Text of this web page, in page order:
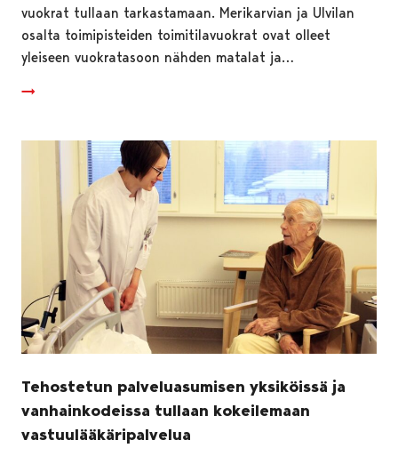
vuokrat tullaan tarkastamaan. Merikarvian ja Ulvilan
osalta toimipisteiden toimitilavuokrat ovat olleet
yleiseen vuokratasoon nähden matalat ja…
Tehostetun palveluasumisen yksiköissä ja
vanhainkodeissa tullaan kokeilemaan
vastuulääkäripalvelua